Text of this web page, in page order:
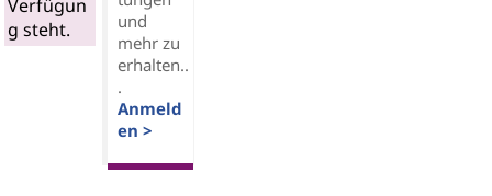
Verfügun
g steht.
und
mehr zu
erhalten..
.
Anmeld
en >